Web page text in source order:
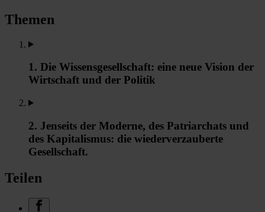
Themen
1. Die Wissensgesellschaft: eine neue Vision der
Wirtschaft und der Politik
2. Jenseits der Moderne, des Patriarchats und
des Kapitalismus: die wiederverzauberte
Gesellschaft.
Teilen